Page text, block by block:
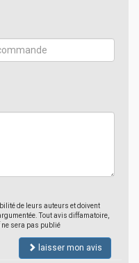
de leurs auteurs et doivent
Tout avis diffamatoire,
ne sera pas publié
laisser mon avis